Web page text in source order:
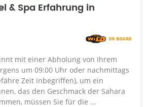
& Spa Erfahrung in
mit einer Abholung von Ihrem
um 09:00 Uhr oder nachmittags
Zeit inbegriffen), um ein
das den Geschmack der Sahara
müssen Sie für die ...